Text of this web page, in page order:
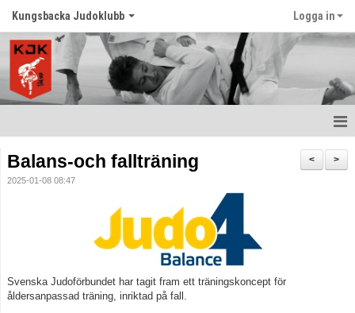
Kungsbacka Judoklubb Logga in
Prova Judo
Balansträning för vuxna
Schema
>
<
Balans-och fallträning
2025-01-08 08:47
Svenska Judoförbundet har tagit fram ett träningskoncept för
åldersanpassad träning, inriktad på fall.